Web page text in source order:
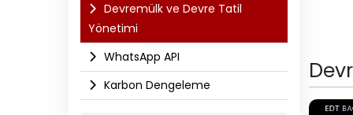
Devremülk ve Devre Tatil
Yönetimi
WhatsApp API​
Karbon Dengeleme